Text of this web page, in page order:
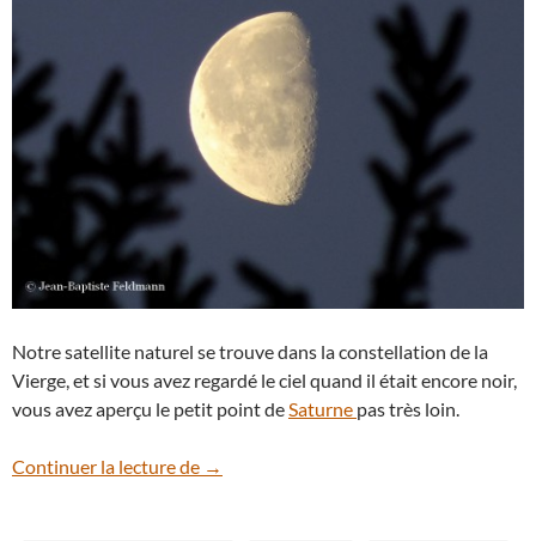
Notre satellite naturel se trouve dans la constellation de la
Vierge, et si vous avez regardé le ciel quand il était encore noir,
vous avez aperçu le petit point deSaturne pas très loin.
Continuer la lecture de La Lune gibbeuse se glisse entre les
→